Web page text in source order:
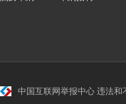
中国互联网举报中心 违法和